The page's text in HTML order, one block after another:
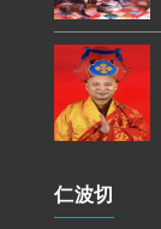
仁波切